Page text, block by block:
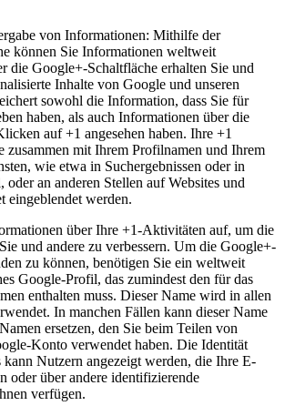
von Informationen: Mithilfe der
können Sie Informationen weltweit
die Google+-Schaltfläche erhalten Sie und
Inhalte von Google und unseren
sowohl die Information, dass Sie für
haben, als auch Informationen über die
auf +1 angesehen haben. Ihre +1
zusammen mit Ihrem Profilnamen und Ihrem
wie etwa in Suchergebnissen oder in
an anderen Stellen auf Websites und
eingeblendet werden.
über Ihre +1-Aktivitäten auf, um die
und andere zu verbessern. Um die Google+-
zu können, benötigen Sie ein weltweit
Google-Profil, das zumindest den für das
enthalten muss. Dieser Name wird in allen
In manchen Fällen kann dieser Name
ersetzen, den Sie beim Teilen von
Konto verwendet haben. Die Identität
Nutzern angezeigt werden, die Ihre E-
oder über andere identifizierende
verfügen.